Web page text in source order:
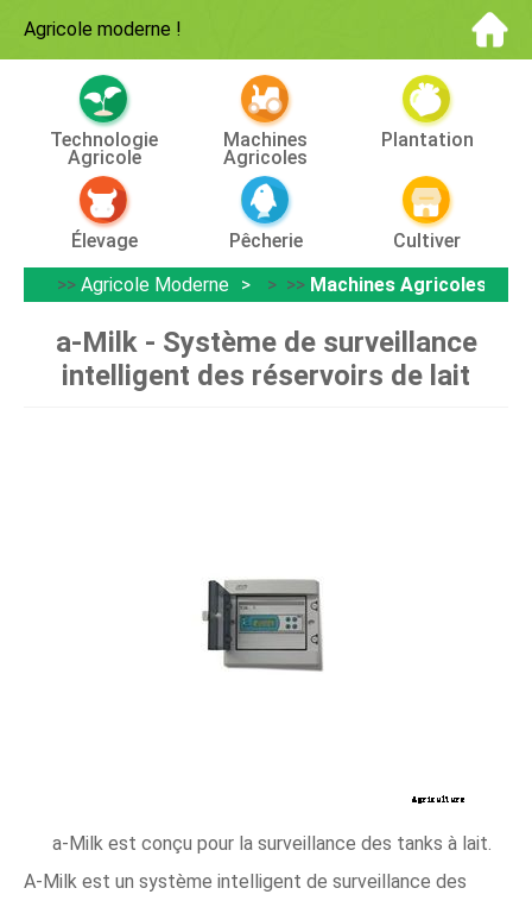
Agricole moderne !
Technologie
Agricole
Machines
Agricoles
Plantation
Élevage Pêcherie
Cultiver
>> Agricole Moderne > >> Machines Agricoles
a-Milk - Système de surveillance
intelligent des réservoirs de lait
a-Milk est conçu pour la surveillance des tanks à lait.
A-Milk est un système intelligent de surveillance des